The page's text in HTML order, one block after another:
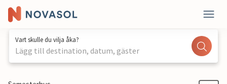
Vart skulle du vilja åka?
Lägg till destination, datum, gäster
1 / 30